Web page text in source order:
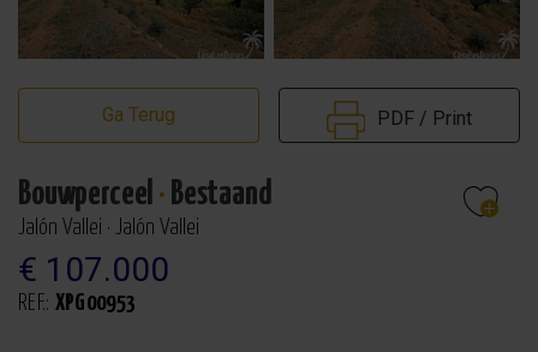
Ga Terug PDF / Print
Bouwperceel · Bestaand
Jalón Vallei · Jalón Vallei
€ 107.000
REF.: XPG00953